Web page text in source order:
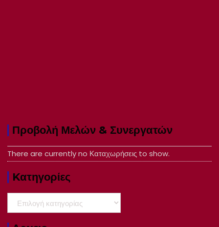
Προβολή Μελών & Συνεργατών
There are currently no Καταχωρήσεις to show.
Kατηγορίες
Kατηγορίες